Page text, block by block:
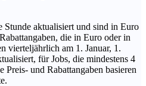
Stunde aktualisiert und sind in Euro
die in Euro oder in
vierteljährlich am 1. Januar, 1.
für Jobs, die mindestens 4
Preis- und Rabattangaben basieren